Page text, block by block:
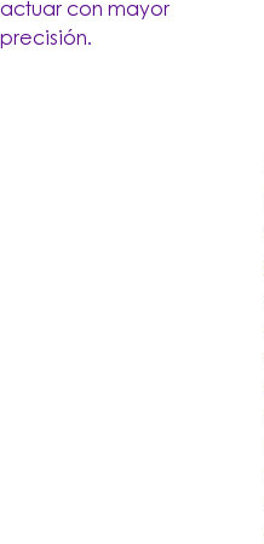
actuar con mayor
precisión.